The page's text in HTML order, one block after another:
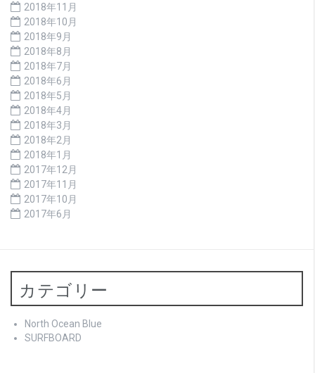
2018年11月
2018年10月
2018年9月
2018年8月
2018年7月
2018年6月
2018年5月
2018年4月
2018年3月
2018年2月
2018年1月
2017年12月
2017年11月
2017年10月
2017年6月
カテゴリー
North Ocean Blue
SURFBOARD